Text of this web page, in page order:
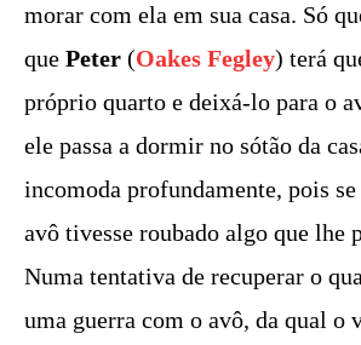
morar com ela em sua casa. Só
que Peter (Oakes Fegley) terá
próprio quarto e deixá-lo para o
ele passa a dormir no sótão da
incomoda profundamente, pois se
avô tivesse roubado algo que lhe
Numa tentativa de recuperar o
uma guerra com o avô, da qual o